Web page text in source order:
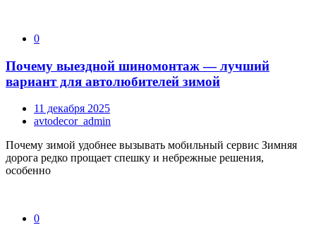
0
Почему выездной шиномонтаж — лучший
вариант для автолюбителей зимой
11 декабря 2025
avtodecor_admin
Почему зимой удобнее вызывать мобильный сервис Зимняя
дорога редко прощает спешку и небрежные решения,
особенно
0